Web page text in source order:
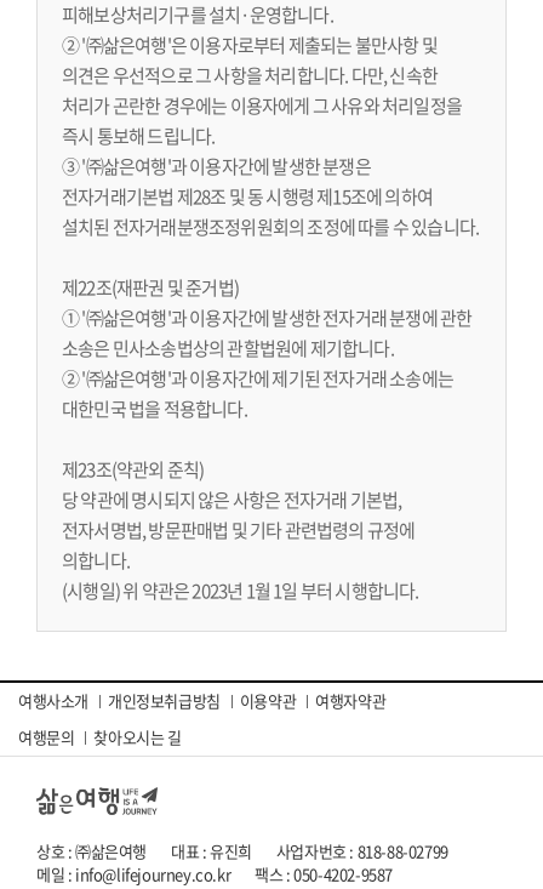
피해보상처리기구를 설치·운영합니다.
② '㈜삶은여행'은 이용자로부터 제출되는 불만사항 및
의견은 우선적으로 그 사항을 처리합니다. 다만, 신속한
처리가 곤란한 경우에는 이용자에게 그 사유와 처리일정을
즉시 통보해 드립니다.
③ '㈜삶은여행'과 이용자간에 발생한 분쟁은
전자거래기본법 제28조 및 동 시행령 제15조에 의하여
설치된 전자거래분쟁조정위원회의 조정에 따를 수 있습니다.
제22조(재판권 및 준거법)
① '㈜삶은여행'과 이용자간에 발생한 전자거래 분쟁에 관한
소송은 민사소송법상의 관할법원에 제기합니다.
② '㈜삶은여행'과 이용자간에 제기된 전자거래 소송에는
대한민국 법을 적용합니다.
제23조(약관외 준칙)
당 약관에 명시되지 않은 사항은 전자거래 기본법,
전자서명법, 방문판매법 및 기타 관련법령의 규정에
의합니다.
(시행일) 위 약관은 2023년 1월 1일 부터 시행합니다.
여행사소개 개인정보취급방침 이용약관
여행자약관
여행문의
찾아오시는 길
상호 : ㈜삶은여행 대표 : 유진희
사업자번호 : 818-88-02799
메일 : info@lifejourney.co.kr
팩스 : 050-4202-9587